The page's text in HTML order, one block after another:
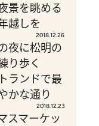
景を眺める
越しを
2018.12.26
夜に松明の
り歩く
ランドで最
かな通り
2018.12.23
スマーケッ